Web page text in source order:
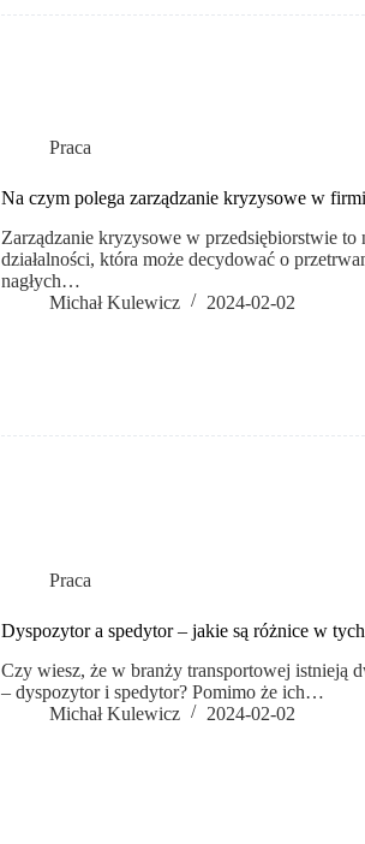
Praca
Na czym polega zarządzanie kryzysowe w
Zarządzanie kryzysowe w przedsiębiorstwie to
działalności, która może decydować o
nagłych…
Michał Kulewicz
2024-02-02
Praca
Dyspozytor a spedytor – jakie są różnice w
Czy wiesz, że w branży transportowej istnieją
– dyspozytor i spedytor? Pomimo że ich…
Michał Kulewicz
2024-02-02